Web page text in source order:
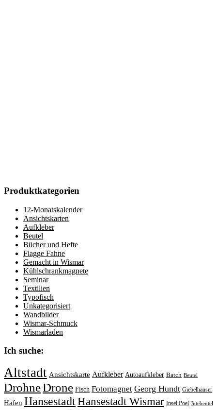
Produktkategorien
12-Monatskalender
Ansichtskarten
Aufkleber
Beutel
Bücher und Hefte
Flagge Fahne
Gemacht in Wismar
Kühlschrankmagnete
Seminar
Textilien
Typofisch
Unkategorisiert
Wandbilder
Wismar-Schmuck
Wismarladen
Ich suche:
Altstadt Ansichtskarte Aufkleber Autoaufkleber Batch Beutel
DrohneDrone Fisch Fotomagnet Georg Hundt Giebelhäuser
Hafen HansestadtHansestadt Wismar Insel Poel Jutebeutel